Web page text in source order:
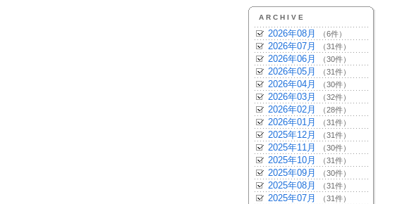
ARCHIVE
2026年08月 （6件）
2026年07月 （31件）
2026年06月 （30件）
2026年05月 （31件）
2026年04月 （30件）
2026年03月 （32件）
2026年02月 （28件）
2026年01月 （31件）
2025年12月 （31件）
2025年11月 （30件）
2025年10月 （31件）
2025年09月 （30件）
2025年08月 （31件）
2025年07月 （31件）